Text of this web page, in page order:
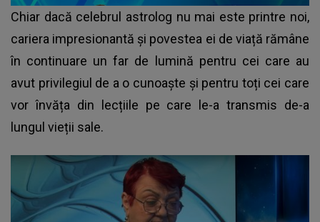
Chiar dacă celebrul astrolog nu mai este printre noi,
cariera impresionantă și povestea ei de viață rămâne
în continuare un far de lumină pentru cei care au
avut privilegiul de a o cunoaște și pentru toți cei care
vor învăța din lecțiile pe care le-a transmis de-a
lungul vieții sale.